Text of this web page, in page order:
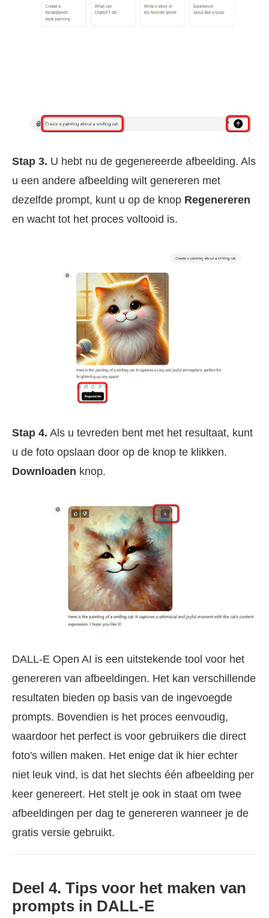
Stap 3. U hebt nu de gegenereerde afbeelding. Als
u een andere afbeelding wilt genereren met
dezelfde prompt, kunt u op de knop Regenereren
en wacht tot het proces voltooid is.
Stap 4. Als u tevreden bent met het resultaat, kunt
u de foto opslaan door op de knop te klikken.
Downloaden knop.
DALL-E Open AI is een uitstekende tool voor het
genereren van afbeeldingen. Het kan verschillende
resultaten bieden op basis van de ingevoegde
prompts. Bovendien is het proces eenvoudig,
waardoor het perfect is voor gebruikers die direct
foto's willen maken. Het enige dat ik hier echter
niet leuk vind, is dat het slechts één afbeelding per
keer genereert. Het stelt je ook in staat om twee
afbeeldingen per dag te genereren wanneer je de
gratis versie gebruikt.
Deel 4. Tips voor het maken van
prompts in DALL-E